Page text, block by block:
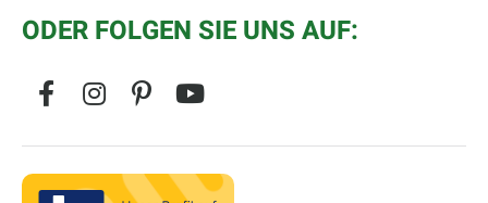
ODER FOLGEN SIE UNS AUF: